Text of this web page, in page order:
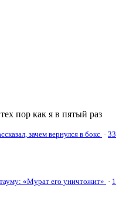
пор как я в пятый раз
зачем вернулся в бокс · 33
«Мурат его уничтожит» · 1